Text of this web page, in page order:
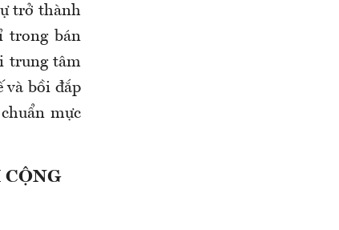
trở thành
trong bán
trung tâm
và bồi đắp
mực